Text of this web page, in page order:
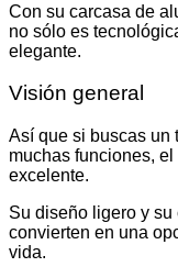
Con su carcasa de
no sólo es
elegante.
Visión general
Así que si buscas un
muchas funciones,
excelente.
Su diseño ligero y
convierten en una
vida.